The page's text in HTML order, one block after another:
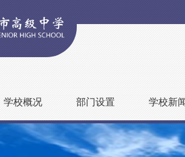
学校概况 部门设置 学校新